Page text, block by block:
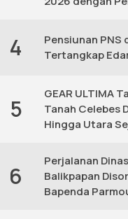
4
Pensiunan PNS
Tertangkap
5
GEAR ULTIMA
Tanah Celebes
Hingga Utara
6
Perjalanan
Balikpapan
Bapenda